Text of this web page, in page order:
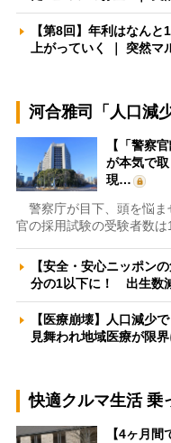
【第8回】年利はなん
上がっていく ｜ 突然
河合雅司「人口減
【「警察
が本気で
現…
警察庁が目下、頭を悩ま
官の採用試験の受験者数
【安全・安心ニッポン
分の1以下に！ 出生数
【医療崩壊】人口減少
見舞われ地域医療が限
快適クルマ生活 乗
【4ヶ月